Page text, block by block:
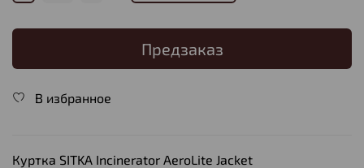
Предзаказ
В избранное
Куртка SITKA Incinerator AeroLite Jacket